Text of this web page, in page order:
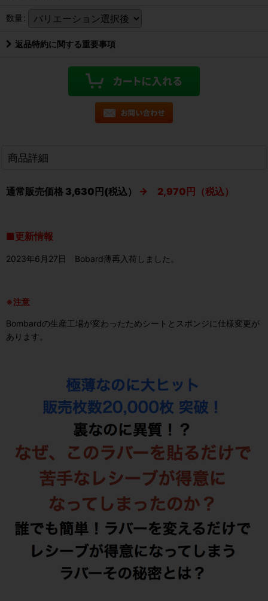
数量:
返品特約に関する重要事項
商品詳細
通常販売価格 3,630円(税込） → 2,970円（税込）
■更新情報
2023年6月27日 Bobard薄再入荷しました。
※注意
Bombardの生産工場が変わったためシートとスポンジに仕様変更が
あります。